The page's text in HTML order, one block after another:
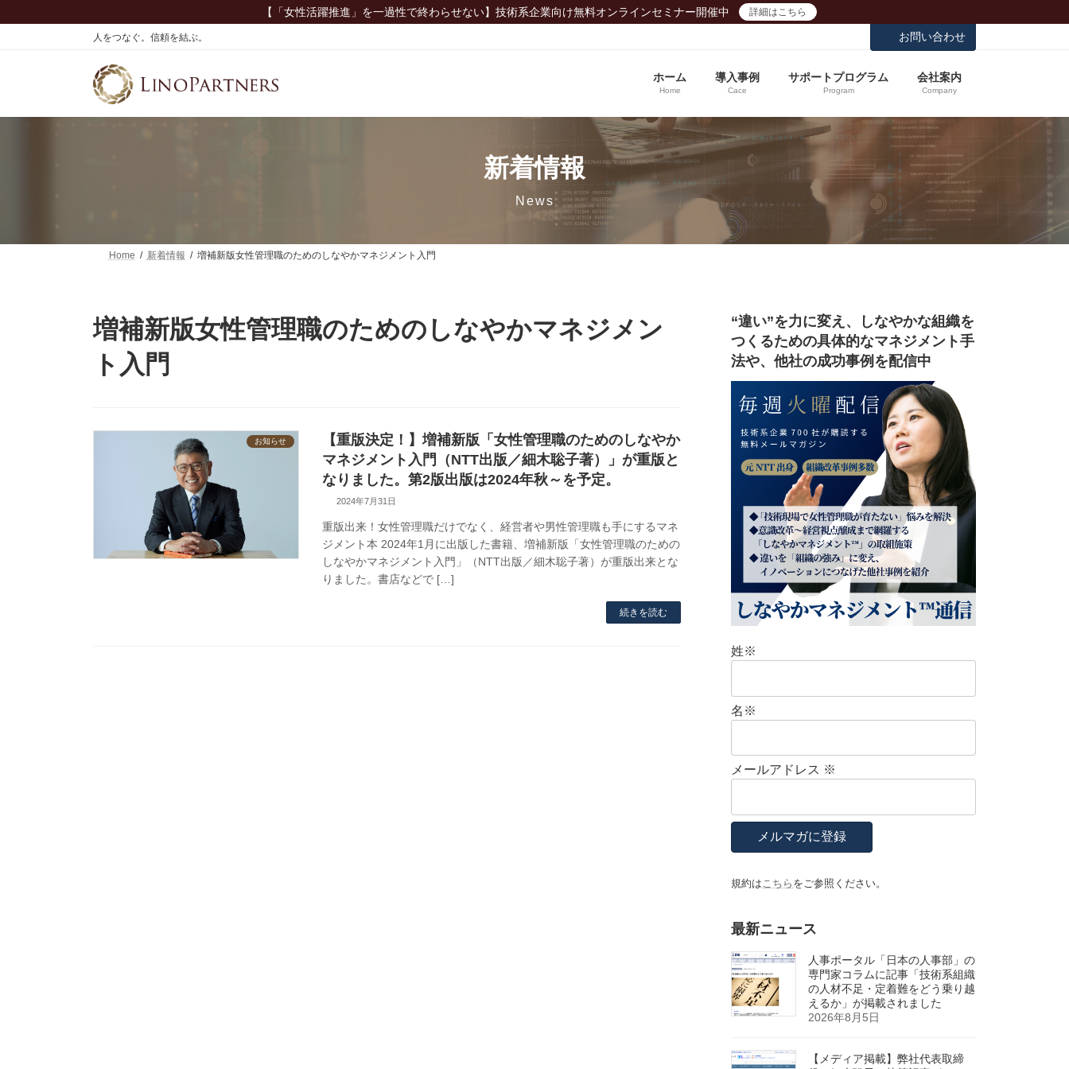
ン
ビ
【「女性活躍推進」を一過性で終わらせない】技術系企業向け無料オンラインセミナー開催中 詳細はこちら
人をつなぐ。信頼を結ぶ。 お問い合わせ
ホーム
Home
導入事例
Cace
サポートプログラム
Program
会社案内
Company
新着情報
News
Home 新着情報 増補新版女性管理職のためのしなやかマネジメント入門
増補新版女性管理職のためのしなやかマネジメン
ト入門
お知らせ
【重版決定！】増補新版「女性管理職のためのしなやか
マネジメント入門（NTT出版／細木聡子著）」が重版と
なりました。第2版出版は2024年秋～を予定。
2024年7月31日
重版出来！女性管理職だけでなく、経営者や男性管理職も手にするマネ
ジメント本 2024年1月に出版した書籍、増補新版「女性管理職のための
しなやかマネジメント入門」（NTT出版／細木聡子著）が重版出来とな
りました。書店などで […]
続きを読む
“違い”を力に変え、しなやかな組織を
つくるための具体的なマネジメント手
法や、他社の成功事例を配信中
姓※
名 ※
メールアドレス ※
規約は こちら をご参照ください。
最新ニュース
人事ポータル「日本の人事部」の
専門家コラムに記事「技術系組織
の人材不足・定着難をどう乗り越
えるか」が掲載されました
2026年8月5日
【メディア掲載】弊社代表取締